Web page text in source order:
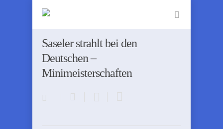
Saseler strahlt bei den
Deutschen –
Minimeisterschaften